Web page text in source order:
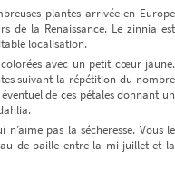
plantes arrivée en Europe
de la Renaissance. Le zinnia est
localisation.
avec un petit cœur jaune.
suivant la répétition du nombre
de ces pétales donnant un
pas la sécheresse. Vous le
de paille entre la mi-juillet et la